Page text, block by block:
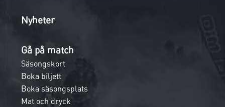
Nyheter
Gå på match
Säsongskort
Boka biljett
Boka säsongsplats
Mat och dryck